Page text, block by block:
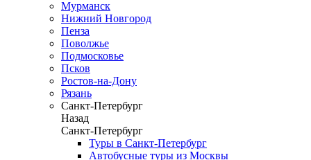
Мурманск
Нижний Новгород
Пенза
Поволжье
Подмосковье
Псков
Ростов-на-Дону
Рязань
Санкт-Петербург
Назад
Санкт-Петербург
Туры в Санкт-Петербург
Автобусные туры из Москвы